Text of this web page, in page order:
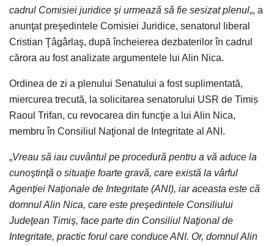
cadrul Comisiei juridice şi urmează să fie sesizat plenul„, a
anunţat preşedintele Comisiei Juridice, senatorul liberal
Cristian Ţâgârlaş, după încheierea dezbaterilor în cadrul
cărora au fost analizate argumentele lui Alin Nica.
Ordinea de zi a plenului Senatului a fost suplimentată,
miercurea trecută, la solicitarea senatorului USR de Timiș
Raoul Trifan, cu revocarea din funcţie a lui Alin Nica,
membru în Consiliul Naţional de Integritate al ANI.
„Vreau să iau cuvântul pe procedură pentru a vă aduce la
cunoştinţă o situaţie foarte gravă, care există la vârful
Agenţiei Naţionale de Integritate (ANI), iar aceasta este că
domnul Alin Nica, care este preşedintele Consiliului
Judeţean Timiş, face parte din Consiliul Naţional de
Integritate, practic forul care conduce ANI. Or, domnul Alin